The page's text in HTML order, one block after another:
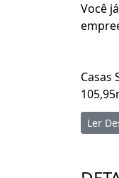
Você
Casas
Ler